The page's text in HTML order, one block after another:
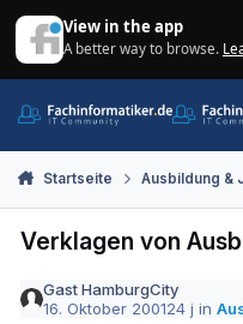
View in the app
A better way to browse.
Startseite Ausbildung &
Verklagen von
Gast HamburgCity
16. Oktober 200124 j in